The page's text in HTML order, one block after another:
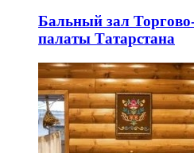
Бальный зал
палаты Татарстана